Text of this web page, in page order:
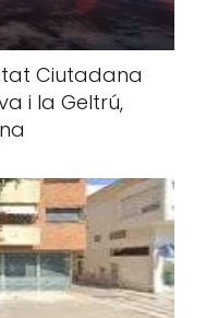
Ciutadana
i la Geltrú,